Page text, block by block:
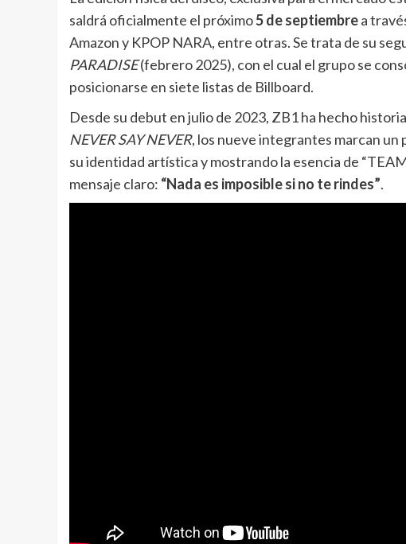
saldrá oficialmente el próximo5 de septiembrea
Amazon y KPOP NARA, entre otras. Se trata de su
PARADISE(febrero 2025), con el cual el grupo se
posicionarse en siete listas de Billboard.
Desde su debut en julio de 2023, ZB1 ha hecho
NEVER SAY NEVER, los nueve integrantes marcan
su identidad artística y mostrando la esencia de
mensaje claro: “Nada es imposible si no te rindes”.